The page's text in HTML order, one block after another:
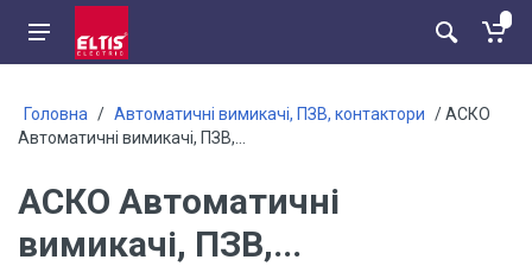
Головна / Автоматичні вимикачі, ПЗВ, контактори / АСКО
Автоматичні вимикачі, ПЗВ,...
АСКО Автоматичні
вимикачі, ПЗВ,...